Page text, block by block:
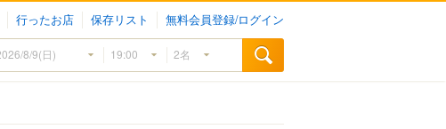
行ったお店 保存リスト 無料会員登録/ログイン